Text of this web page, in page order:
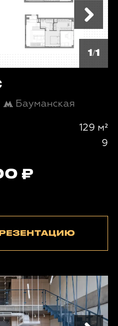
1/1
Бауманская
129 м²
9